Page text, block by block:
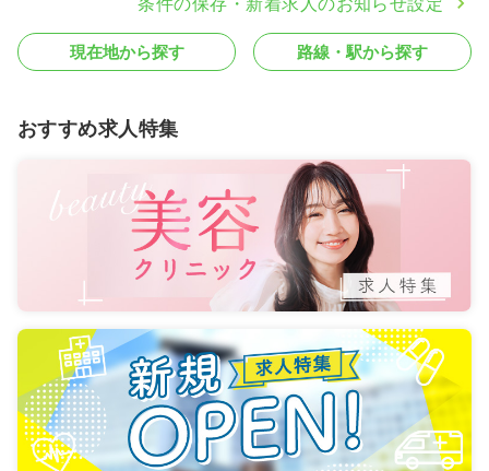
現在地から探す 路線・駅から探す
おすすめ求人特集